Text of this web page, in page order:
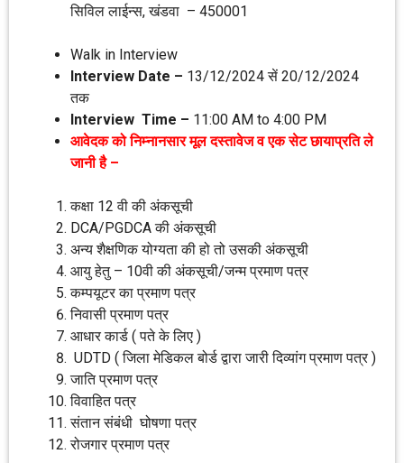
सिविल लाईन्‍स, खंडवा – 450001
Walk in Interview
Interview Date – 13/12/2024 सें 20/12/2024
तक
Interview Time – 11:00 AM to 4:00 PM
आवेदक को निम्‍नानसार मूल दस्‍तावेज व एक सेट छायाप्रति ले
जानी है –
कक्षा 12 वी की अंकसूची
DCA/PGDCA की अंकसूची
अन्‍य शैक्षणिक योग्‍यता की हो तो उसकी अंकसूची
आयु हेतु – 10वी की अंकसूची/जन्‍म प्रमाण पत्र
कम्‍पयूटर का प्रमाण पत्र
निवासी प्रमाण पत्र
आधार कार्ड ( पते के लिए )
UDTD ( जिला मेडिकल बोर्ड द्वारा जारी दिव्‍यांग प्रमाण पत्र )
जाति प्रमाण पत्र
विवाहित पत्र
संतान संबंधी घोषणा पत्र
रोजगार प्रमाण पत्र